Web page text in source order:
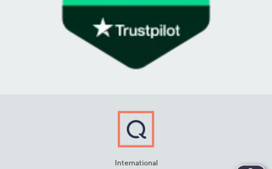
International